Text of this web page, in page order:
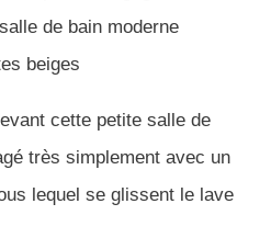
de bain moderne
beiges
cette petite salle de
très simplement avec un
lequel se glissent le lave